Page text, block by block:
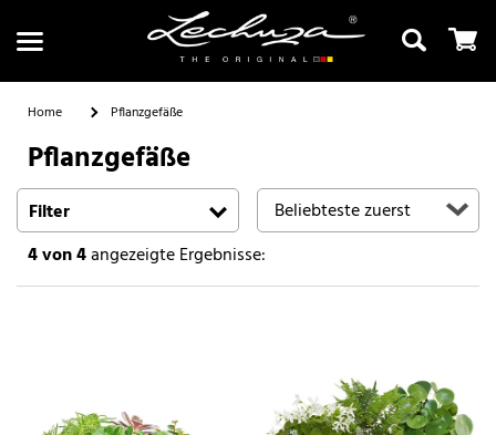
Suchen
Home Pflanzgefäße
Pflanzgefäße
Filter
4von 4angezeigte Ergebnisse: